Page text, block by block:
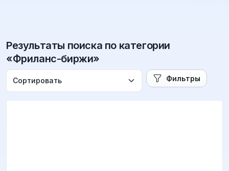
Результаты поиска по категории
«Фриланс-биржи»
Фильтры